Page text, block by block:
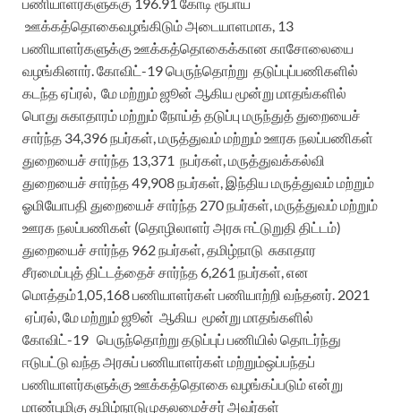
ஊக்கத்தொகைவழங்கிடும்அடையாளமாக 13
பணியாளர்களுக்கு ஊக்கத்தொகைக்கான காசோலையை
வழங்கினார் கோவிட் -19பெருந்தொற்று தடுப்புப்பணிகளில்
கடந்தஏப்ரல், மே மற்றும் ஜூன் ஆகிய மூன்று மாதங்களில்
பொது சுகாதாரம் மற்றும் நோய்த் தடுப்பு மருந்துத் துறையைச்
சார்ந்த 34,396நபர்கள் மருத்துவம் மற்றும் ஊரக நலப்பணிகள்
துறையைச் சார்ந்த 13,371 நபர்கள் மருத்துவக்கல்வி
துறையைச் சார்ந்த49,908நபர்கள் இந்திய மருத்துவம் மற்றும்
ஓமியோபதி துறையைச் சார்ந்த 270நபர்கள் மருத்துவம் மற்றும்
ஊரக நலப்பணிகள் (தொழிலாளர்அரசுஈட்டுறுதி திட்டம்)
துறையைச் சார்ந்த 962நபர்கள் தமிழ்நாடு சுகாதார
சீரமைப்புத் திட்டத்தைச் சார்ந்த 6 261 நபர்கள் என
மொத்தம்1,05,168பணியாளர்கள் பணியாற்றி வந்தனர் 2021
ஏப்ரல், மே மற்றும் ஜூன் ஆகிய மூன்று மாதங்களில்
கோவிட் -19 பெருந்தொற்று தடுப்புப் பணியில் தொடர்ந்து
ஈடுபட்டு வந்தஅரசுப் பணியாளர்கள் மற்றும்ஒப்பந்தப்
பணியாளர்களுக்கு ஊக்கத்தொகைவழங்கப்படும்என்று
மாண்புமிகு தமிழ்நாடுமுதலமைச்சர்அவர்கள்